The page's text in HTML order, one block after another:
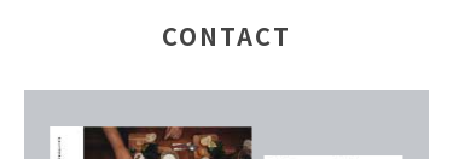
CONTACT